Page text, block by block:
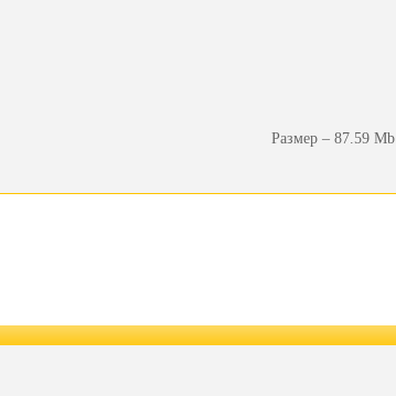
Размер – 87.59 Mb